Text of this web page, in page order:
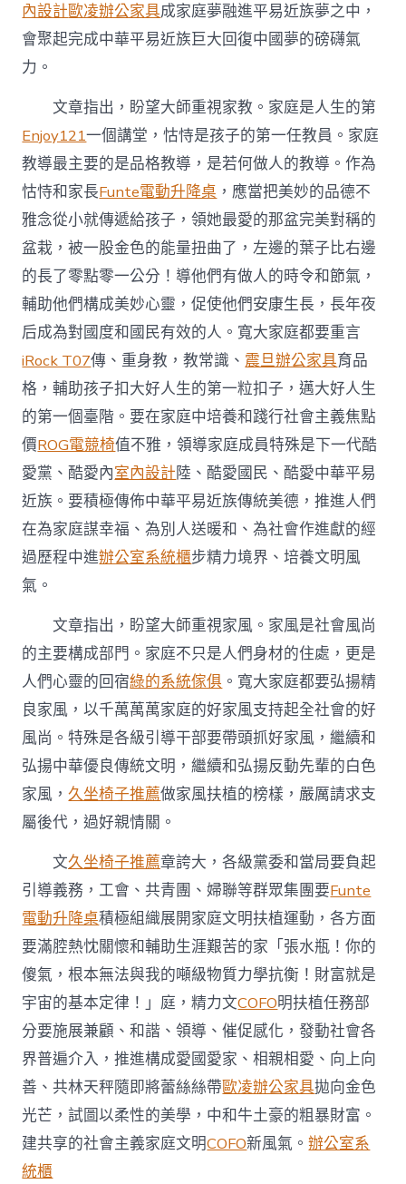
內設計歐凌辦公家具成家庭夢融進平易近族夢之中，
會聚起完成中華平易近族巨大回復中國夢的磅礴氣
力。
文章指出，盼望大師重視家教。家庭是人生的第
Enjoy121一個講堂，怙恃是孩子的第一任教員。家庭
教導最主要的是品格教導，是若何做人的教導。作為
怙恃和家長Funte電動升降桌 ，應當把美妙的品德不
雅念從小就傳遞給孩子，領她最愛的那盆完美對稱的
盆栽，被一股金色的能量扭曲了，左邊的葉子比右邊
的長了零點零一公分！導他們有做人的時令和節氣，
輔助他們構成美妙心靈，促使他們安康生長，長年夜
后成為對國度和國民有效的人。寬大家庭都要重言
iRock T07傳、重身教，教常識、 震旦辦公家具育品
格，輔助孩子扣大好人生的第一粒扣子，邁大好人生
的第一個臺階。要在家庭中培養和踐行社會主義焦點
價ROG電競椅值不雅，領導家庭成員特殊是下一代酷
愛黨、酷愛內室內設計陸、酷愛國民、酷愛中華平易
近族。要積極傳佈中華平易近族傳統美德，推進人們
在為家庭謀幸福、為別人送暖和、為社會作進獻的經
過歷程中進辦公室系統櫃步精力境界、培養文明風
氣。
文章指出，盼望大師重視家風。家風是社會風尚
的主要構成部門。家庭不只是人們身材的住處，更是
人們心靈的回宿綠的系統傢俱 。寬大家庭都要弘揚精
良家風，以千萬萬萬家庭的好家風支持起全社會的好
風尚。特殊是各級引導干部要帶頭抓好家風，繼續和
弘揚中華優良傳統文明，繼續和弘揚反動先輩的白色
家風，久坐椅子推薦做家風扶植的榜樣，嚴厲請求支
屬後代，過好親情關。
文久坐椅子推薦章誇大，各級黨委和當局要負起
引導義務，工會、共青團、婦聯等群眾集團要Funte
電動升降桌積極組織展開家庭文明扶植運動，各方面
要滿腔熱忱關懷和輔助生涯艱苦的家「張水瓶！你的
傻氣，根本無法與我的噸級物質力學抗衡！財富就是
宇宙的基本定律！」庭，精力文COFO明扶植任務部
分要施展兼顧、和諧、領導、催促感化，發動社會各
界普遍介入，推進構成愛國愛家、相親相愛、向上向
善、共林天秤隨即將蕾絲絲帶歐凌辦公家具拋向金色
光芒，試圖以柔性的美學，中和牛土豪的粗暴財富。
建共享的社會主義家庭文明COFO新風氣。辦公室系
統櫃